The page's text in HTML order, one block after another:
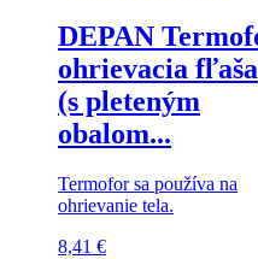
DEPAN
ohrievacia fľaša
(s pleteným
obalom...
Termofor sa používa na
ohrievanie tela.
8,41 €